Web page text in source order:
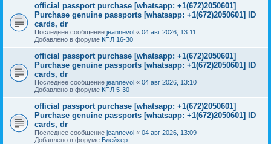
official passport purchase [whatsapp: +1(672)2050601]
Purchase genuine passports [whatsapp: +1(672)2050601] ID
cards, dr
Последнее сообщение jeannevol « 04 авг 2026, 13:11
Добавлено в форуме КПЛ 16-30
official passport purchase [whatsapp: +1(672)2050601]
Purchase genuine passports [whatsapp: +1(672)2050601] ID
cards, dr
Последнее сообщение jeannevol « 04 авг 2026, 13:10
Добавлено в форуме КПЛ 5-30
official passport purchase [whatsapp: +1(672)2050601]
Purchase genuine passports [whatsapp: +1(672)2050601] ID
cards, dr
Последнее сообщение jeannevol « 04 авг 2026, 13:09
Добавлено в форуме Блейхерт